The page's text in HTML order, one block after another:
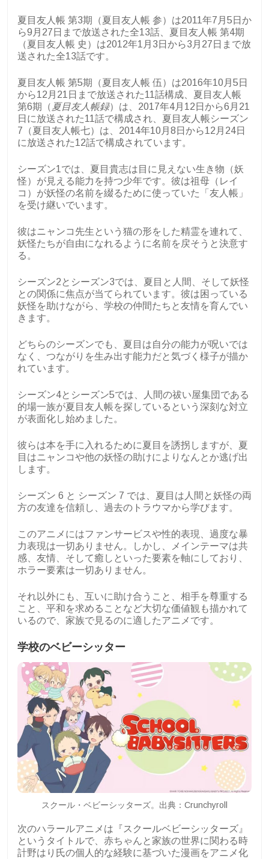
夏目友人帳 第3期（夏目友人帳 参）は2011年7月5日か
ら9月27日まで放送された全13話、夏目友人帳 第4期
（夏目友人帳 史）は2012年1月3日から3月27日まで放
送された全13話です。
夏目友人帳 第5期（夏目友人帳 伍）は2016年10月5日
から12月21日まで放送された11話構成、夏目友人帳
第6期（夏目友人帳録）は、2017年4月12日から6月21
日に放送された11話で構成され、夏目友人帳シーズン
7（夏目友人帳七）は、2014年10月8日から12月24日
に放送された12話で構成されています。
シーズン1では、夏目貴志は目に見えない生き物（妖
怪）が見える能力を持つ少年です。彼は祖母（レイ
コ）が妖怪の名前を綴るために使っていた「友人帳」
を受け継いでいます。
彼はニャンコ先生という猫の形をした精霊を連れて、
妖怪たちが自由になれるように名前を戻そうと決意す
る。
シーズン2とシーズン3では、夏目と人間、そして妖怪
との関係に焦点が当てられています。彼は困っている
妖怪を助けながら、学校の仲間たちと友情を育んでい
きます。
どちらのシーズンでも、夏目は自分の能力が呪いでは
なく、つながりを生み出す能力だと気づく様子が描か
れています。
シーズン4とシーズン5では、人間の祓い屋集団である
的場一族が夏目友人帳を探しているという深刻な対立
が表面化し始めました。
彼らは本を手に入れるために夏目を誘拐しますが、夏
目はニャンコや他の妖怪の助けによりなんとか逃げ出
します。
シーズン 6 と シーズン 7 では、夏目は人間と妖怪の両
方の友達を信頼し、過去のトラウマから学びます。
このアニメにはファンサービスや性的表現、過度な暴
力表現は一切ありません。しかし、メインテーマは共
感、友情、そして癒しといった要素を軸にしており、
ホラー要素は一切ありません。
それ以外にも、互いに助け合うこと、相手を尊重する
こと、平和を求めることなど大切な価値観も描かれて
いるので、家族で見るのに適したアニメです。
学校のベビーシッター
スクール・ベビーシッターズ。出典：Crunchyroll
次のハラールアニメは『スクールベビーシッターズ』
というタイトルで、赤ちゃんと家族の世界に関わる時
計野はり氏の個人的な経験に基づいた漫画をアニメ化